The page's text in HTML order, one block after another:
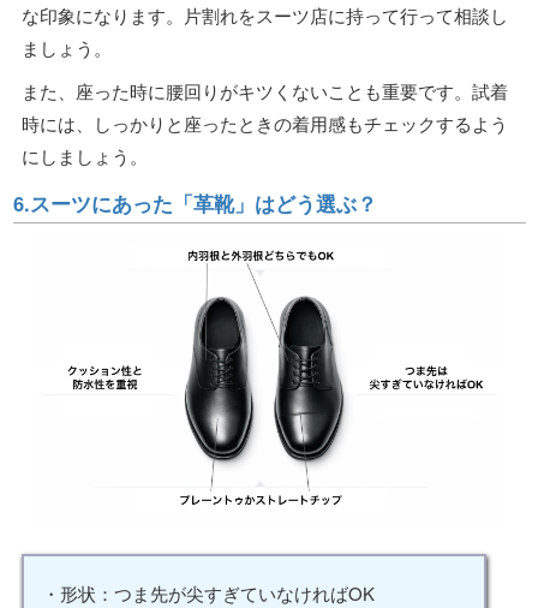
な印象になります。片割れをスーツ店に持って行って相談し
ましょう。
また、座った時に腰回りがキツくないことも重要です。試着
時には、しっかりと座ったときの着用感もチェックするよう
にしましょう。
6.スーツにあった「革靴」はどう選ぶ？
・形状：つま先が尖すぎていなければOK